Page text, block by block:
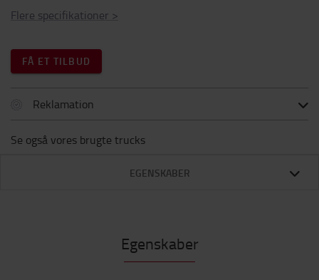
Flere specifikationer >
FÅ ET TILBUD
Reklamation
Se også vores brugte trucks
EGENSKABER
Egenskaber